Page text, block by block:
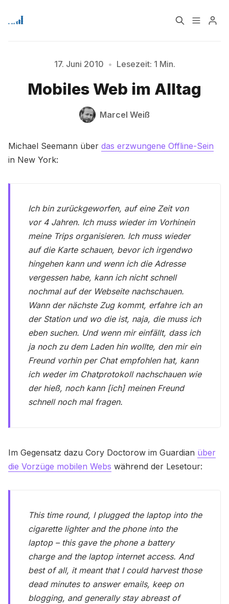
Signup Bitte geben Sie mindestens 3 Zeichen ein
17. Juni 2010 • Lesezeit: 1 Min.
Mobiles Web im Alltag
Marcel Weiß
Michael Seemann über das erzwungene Offline-Sein
in New York:
Ich bin zurückgeworfen, auf eine Zeit von
vor 4 Jahren. Ich muss wieder im Vorhinein
meine Trips organisieren. Ich muss wieder
auf die Karte schauen, bevor ich irgendwo
hingehen kann und wenn ich die Adresse
vergessen habe, kann ich nicht schnell
nochmal auf der Webseite nachschauen.
Wann der nächste Zug kommt, erfahre ich an
der Station und wo die ist, naja, die muss ich
eben suchen. Und wenn mir einfällt, dass ich
ja noch zu dem Laden hin wollte, den mir ein
Freund vorhin per Chat empfohlen hat, kann
ich weder im Chatprotokoll nachschauen wie
der hieß, noch kann [ich] meinen Freund
schnell noch mal fragen.
Im Gegensatz dazu Cory Doctorow im Guardian über
die Vorzüge mobilen Webs während der Lesetour:
This time round, I plugged the laptop into the
cigarette lighter and the phone into the
laptop – this gave the phone a battery
charge and the laptop internet access. And
best of all, it meant that I could harvest those
dead minutes to answer emails, keep on
blogging, and generally stay abreast of